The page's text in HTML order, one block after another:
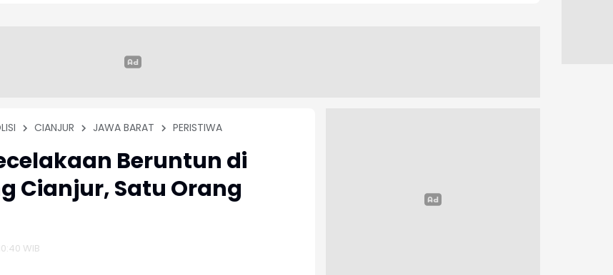
CIANJUR JAWA BARAT PERISTIWA
Beruntun di
Cianjur, Satu Orang
WIB